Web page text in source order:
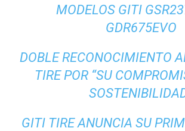
MODELOS GITI
GDR675EVO
DOBLE RECONOCIMIENTO
TIRE POR “SU
GITI TIRE ANUNCIA SU